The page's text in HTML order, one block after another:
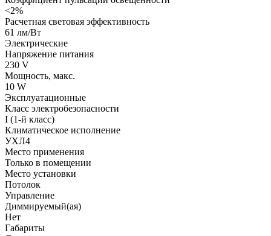
<2%
Расчетная световая эффективность
61 лм/Вт
Электрические
Напряжение питания
230 V
Мощность, макс.
10 W
Эксплуатационные
Класс электробезопасности
I (1-й класс)
Климатическое исполнение
УХЛ4
Место применения
Только в помещении
Место установки
Потолок
Управление
Диммируемый(ая)
Нет
Габариты